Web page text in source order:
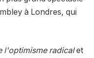
à Londres, qui
l'optimisme radicalet